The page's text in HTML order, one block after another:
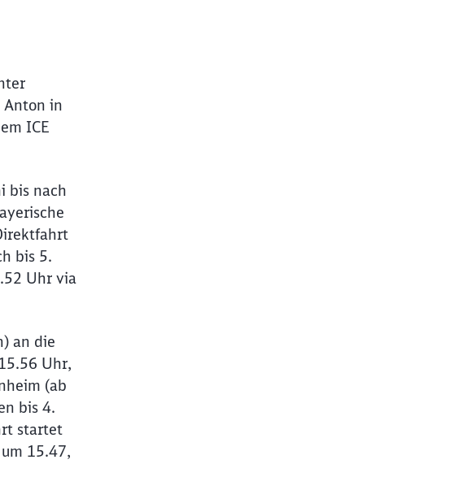
Anton in
ICE
bis nach
bis 5.
Uhr via
an die
Uhr,
(ab
bis 4.
startet
15.47,